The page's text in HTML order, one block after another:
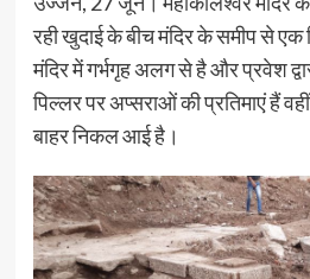
रही खुदाई के बीच मंदिर के समीप से एक
मंदिर में गर्भगृह अलग से है और प्रवेश
पिल्लर पर अप्सराओं की प्रतिमाएं हैं
बाहर निकल आई है।